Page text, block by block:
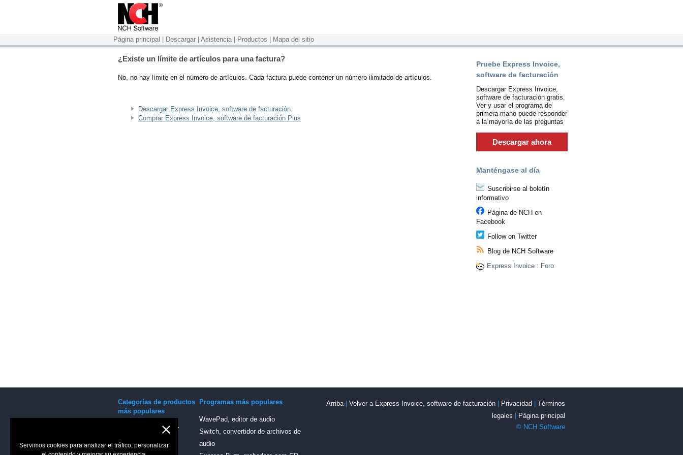
Página principal Descargar Asistencia Productos Mapa del sitio
¿Existe un límite de artículos para una factura?
No, no hay límite en el número de artículos. Cada factura puede contener un número ilimitado de artículos.
Descargar Express Invoice, software de facturación
Comprar Express Invoice, software de facturación Plus
Pruebe Express Invoice,
software de facturación
Descargar Express Invoice,
software de facturación gratis.
Ver y usar el programa de
primera mano puede responder
a la mayoría de las preguntas
Descargar ahora
Manténgase al día
Suscribirse al boletín
informativo
Página de NCH en
Facebook
Follow on Twitter
Blog de NCH Software
Express Invoice : Foro
Categorías de productos
más populares
Software para grabar
sonido
Software para audio
Programas más populares
WavePad, editor de audio
Switch, convertidor de archivos de
audio
Arriba| Volver a Express Invoice, software de facturación Privacidad
Términos
legales
Página principal
© NCH Software
Servimos cookies para analizar el tráfico, personalizar